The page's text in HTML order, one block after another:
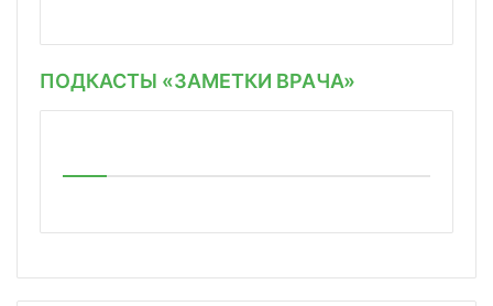
ПОДКАСТЫ «ЗАМЕТКИ ВРАЧА»